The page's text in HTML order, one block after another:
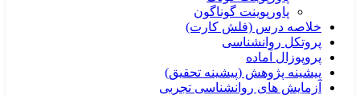
پاورپوینت گوناگون
خلاصه درس (فلش کارت)
پروتکل روانشناسی
پروپوزال آماده
پیشینه پژوهش (پیشینه تحقیق)
آزمایش های روانشناسی تجربی